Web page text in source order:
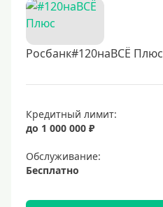
Росбанк#120наВСЁ Плюс
Кредитный лимит:
до 1 000 000 ₽
Обслуживание:
Бесплатно